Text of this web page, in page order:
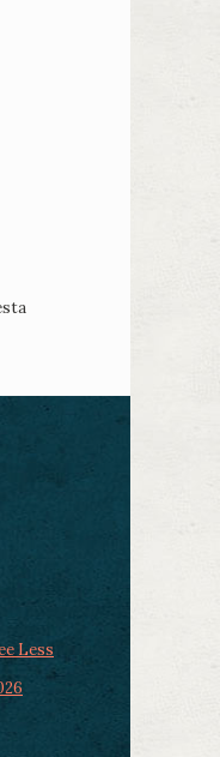
Less